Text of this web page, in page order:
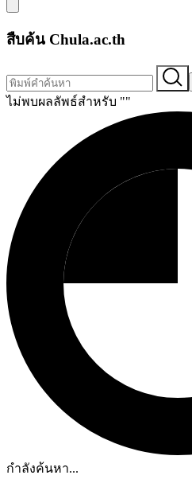
สืบค้น Chula.ac.th
ไม่พบผลลัพธ์สำหรับ ""
กำลังค้นหา...